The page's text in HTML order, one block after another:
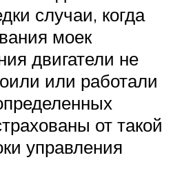
случаи, когда
моек
двигатели не
или работали
от такой
управления